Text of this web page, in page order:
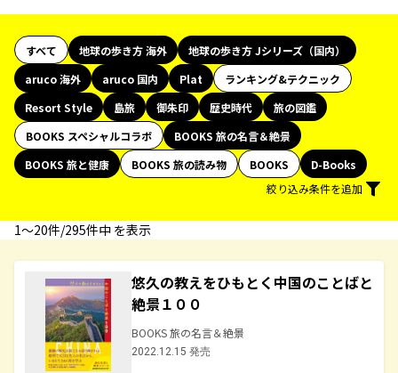
すべて 地球の歩き方 海外
地球の歩き方 Jシリーズ（国内）
aruco 海外
aruco 国内 Plat
ランキング&テクニック
Resort Style
島旅 御朱印 歴史時代
旅の図鑑
BOOKS スペシャルコラボ
BOOKS 旅の名言＆絶景
BOOKS 旅と健康
BOOKS 旅の読み物 BOOKS
D-Books
絞り込み条件を追加
1〜20件/295件中 を表示
悠久の教えをひもとく中国のことばと
絶景１００
BOOKS 旅の名言＆絶景
2022.12.15 発売